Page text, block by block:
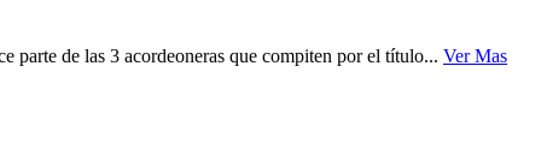
de las 3 acordeoneras que compiten por el título... Ver Mas